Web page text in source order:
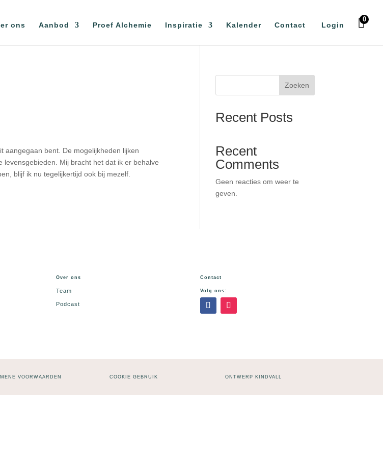
ons Aanbod Proef Alchemie Inspiratie Kalender Contact Login
0
aangegaan bent. De mogelijkheden lijken
Mij bracht het dat ik er behalve
blijf ik nu tegelijkertijd ook bij mezelf.
Zoeken
Recent Posts
Recent
Comments
Geen reacties om weer te
geven.
Over ons
Team
Podcast
Contact
Volg ons:
VOORWAARDEN COOKIE GEBRUIK ONTWERP KINDVALL